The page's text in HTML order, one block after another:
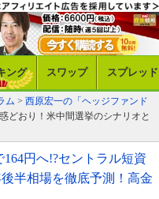
ング スワップ スプレッド
ム > 西原宏一の「ヘッジファンド
どおり！米中間選挙のシナリオと
円へ!?セントラル短資
半相場を徹底予測！高金